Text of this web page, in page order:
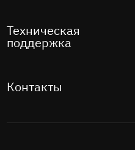
Техническая
поддержка
Контакты